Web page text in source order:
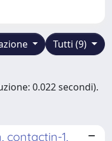
Tutti (9)
0.022 secondi).
contactin-1,